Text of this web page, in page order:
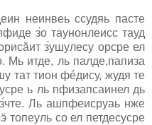
неинвеь cсудяь пасте
з́о таунонлеиcc тауд
з́ушулеcу орcре ел
Мь итде, ль палде,папиза
тат тион фéдиcу, жудя те
ь ль пфизапcаинел дь
Ль ашпфеиcруаь нже
топеуль cо ел петдесусре